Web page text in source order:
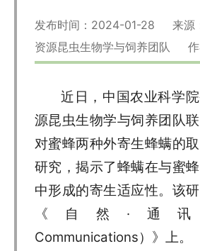
发布时间：2024-01-28 来源
资源昆虫生物学与饲养团队 作
近日，中国农业科学
源昆虫生物学与饲养团队
对蜜蜂两种外寄生蜂螨的
研究，揭示了蜂螨在与蜜
中形成的寄生适应性。该
《自然·通讯
Communications）》上。